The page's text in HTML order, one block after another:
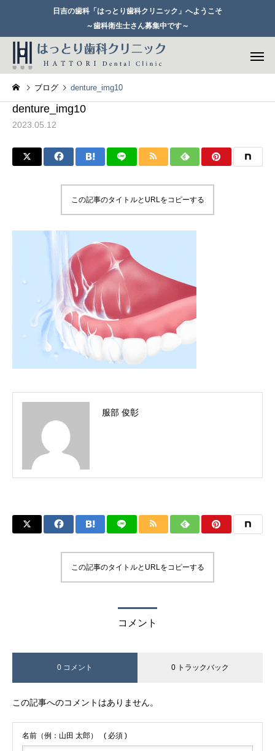
日吉の歯科「はっとり歯科クリニック」へようこそ
～歯科衛生士さん募集中です～
歯周病治療
ブログ denture_img10
denture_img10
2023.05.12
この記事のタイトルとURLをコピーする
服部 俊彰
この記事のタイトルとURLをコピーする
コメント
0 コメント 0 トラックバック
この記事へのコメントはありません。
名前（例：山田 太郎） ( 必須 )